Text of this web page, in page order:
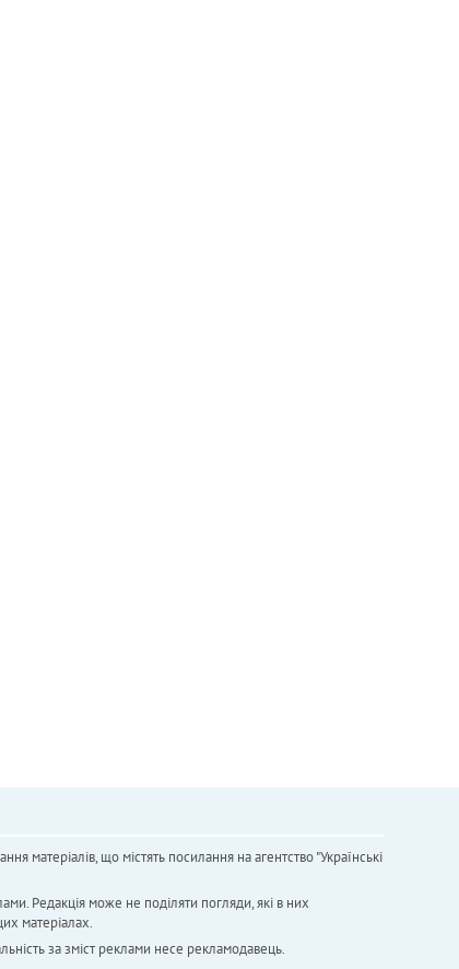
матеріалів, що містять посилання на агентство "Українськi
Редакція може не поділяти погляди, які в них
матеріалах.
за зміст реклами несе рекламодавець.